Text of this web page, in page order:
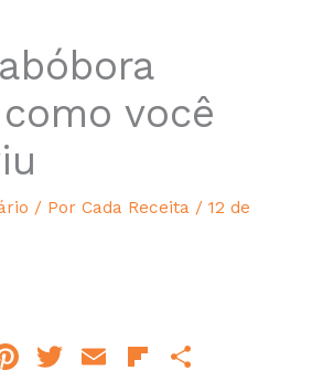
você
/ Por Cada Receita / 12 de
Pi
T
E
Fl